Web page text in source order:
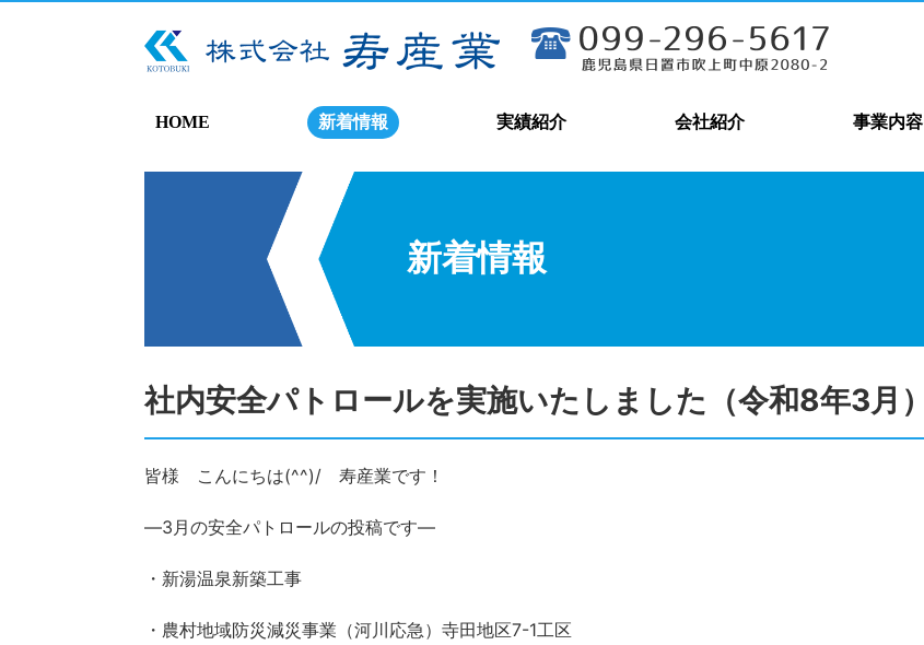
HOME 新着情報 実績紹介 会社紹介 事業内容
新着情報
社内安全パトロールを実施いたしました（令和8年3月）
皆様 こんにちは(^^)/ 寿産業です！
―3月の安全パトロールの投稿です―
・新湯温泉新築工事
・農村地域防災減災事業（河川応急）寺田地区7-1工区